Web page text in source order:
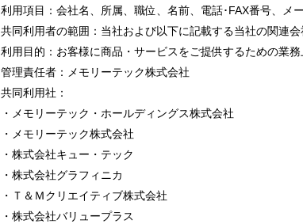
利用項目：会社名、所属、職位、名前、電話･FAX番号、メ
共同利用者の範囲：当社および以下に記載する当社の関連会
利用目的：お客様に商品・サービスをご提供するための業
管理責任者：メモリーテック株式会社
共同利用社：
・メモリーテック・ホールディングス株式会社
・メモリーテック株式会社
・株式会社キュー・テック
・株式会社グラフィニカ
・Ｔ＆Ｍクリエイティブ株式会社
・株式会社バリュープラス